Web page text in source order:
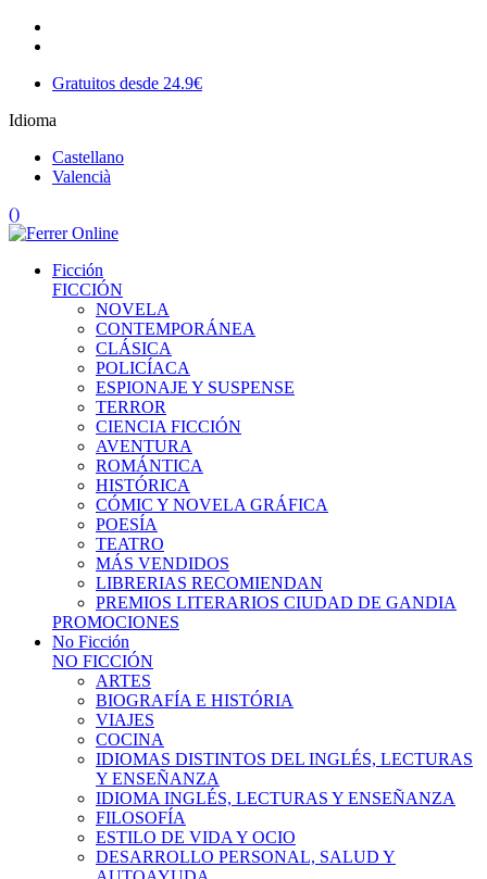
Gratuitos desde 24.9€
Idioma
Castellano
Valencià
()
Ficción
FICCIÓN
NOVELA
CONTEMPORÁNEA
CLÁSICA
POLICÍACA
ESPIONAJE Y SUSPENSE
TERROR
CIENCIA FICCIÓN
AVENTURA
ROMÁNTICA
HISTÓRICA
CÓMIC Y NOVELA GRÁFICA
POESÍA
TEATRO
MÁS VENDIDOS
LIBRERIAS RECOMIENDAN
PREMIOS LITERARIOS CIUDAD DE GANDIA
PROMOCIONES
No Ficción
NO FICCIÓN
ARTES
BIOGRAFÍA E HISTÓRIA
VIAJES
COCINA
IDIOMAS DISTINTOS DEL INGLÉS, LECTURAS
Y ENSEÑANZA
IDIOMA INGLÉS, LECTURAS Y ENSEÑANZA
FILOSOFÍA
ESTILO DE VIDA Y OCIO
DESARROLLO PERSONAL, SALUD Y